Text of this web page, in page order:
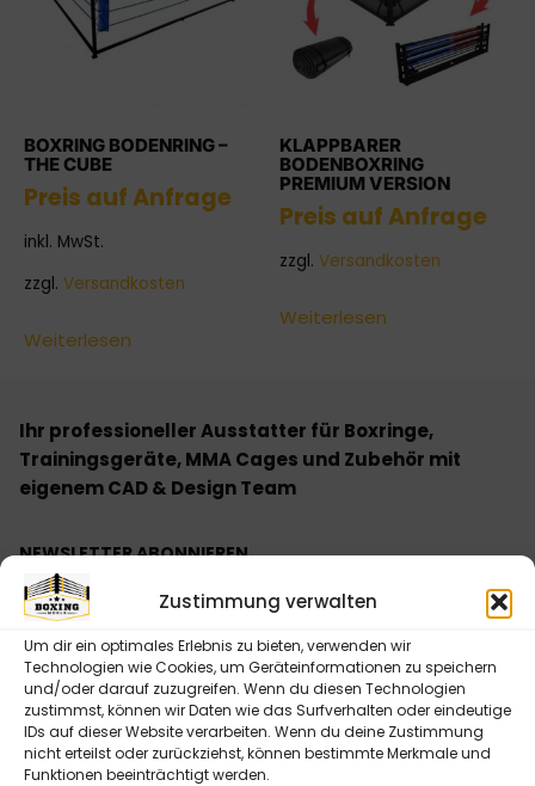
Zustimmung verwalten
Um dir ein optimales Erlebnis zu bieten, verwenden wir
Technologien wie Cookies, um Geräteinformationen zu speichern
und/oder darauf zuzugreifen. Wenn du diesen Technologien
zustimmst, können wir Daten wie das Surfverhalten oder eindeutige
IDs auf dieser Website verarbeiten. Wenn du deine Zustimmung
nicht erteilst oder zurückziehst, können bestimmte Merkmale und
Funktionen beeinträchtigt werden.
BOXRING BODENRING –
THE CUBE
Preis auf Anfrage
inkl. MwSt.
zzgl. Versandkosten
Weiterlesen
KLAPPBARER
BODENBOXRING
PREMIUM VERSION
Preis auf Anfrage
zzgl. Versandkosten
Weiterlesen
Ihr professioneller Ausstatter für Boxringe,
Trainingsgeräte, MMA Cages und Zubehör mit
eigenem CAD & Design Team
NEWSLETTER ABONNIEREN
Bitte senden Sie mir entsprechend Ihrer
Datenschutzerklärung regelmäßig und jederzeit
widerruflich Informationen zu Ihrem Produktsortiment
per E-Mail zu.